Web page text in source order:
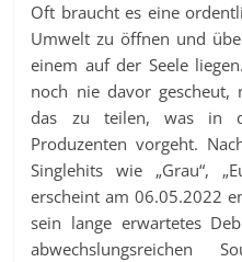
Oft braucht es eine
Umwelt zu öffnen und
einem auf der Seele
noch nie davor gescheut,
das zu teilen, was in
Produzenten vorgeht.
Singlehits wie „Grau“,
erscheint am 06.05.2022
sein lange erwartetes
abwechslungsreichen